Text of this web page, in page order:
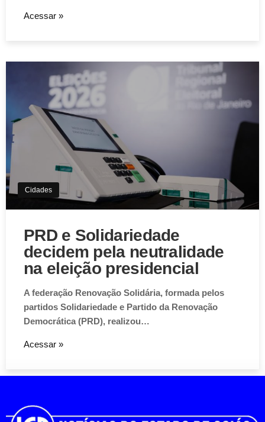
Acessar »
Cidades
PRD e Solidariedade
decidem pela neutralidade
na eleição presidencial
A federação Renovação Solidária, formada pelos
partidos Solidariedade e Partido da Renovação
Democrática (PRD), realizou…
Acessar »